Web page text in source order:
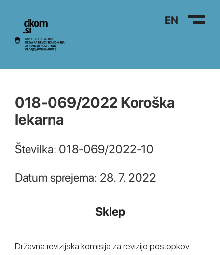
Na vsebino EN
018-069/2022 Koroška
lekarna
Številka: 018-069/2022-10
Datum sprejema: 28. 7. 2022
Sklep
Državna revizijska komisija za revizijo postopkov